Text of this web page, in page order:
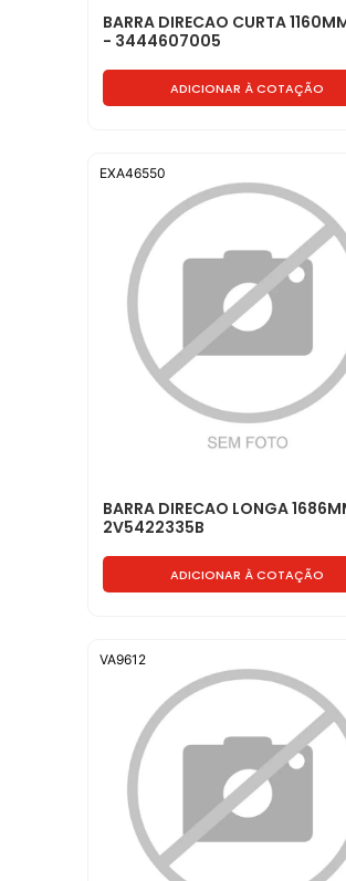
BARRA DIRECAO CURTA
- 3444607005
ADICIONAR À COTAÇÃO
BARRA DIRECAO LONGA
2V5422335B
ADICIONAR À COTAÇÃO
EXA46550
VA9612